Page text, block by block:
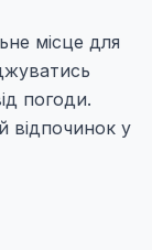
місце для
погоди.
відпочинок у